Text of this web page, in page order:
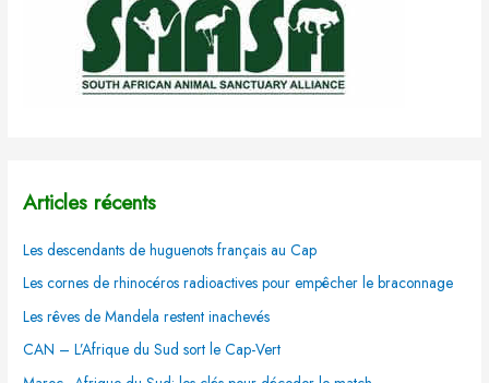
Articles récents
Les descendants de huguenots français au Cap
Les cornes de rhinocéros radioactives pour empêcher le braconnage
Les rêves de Mandela restent inachevés
CAN – L’Afrique du Sud sort le Cap-Vert